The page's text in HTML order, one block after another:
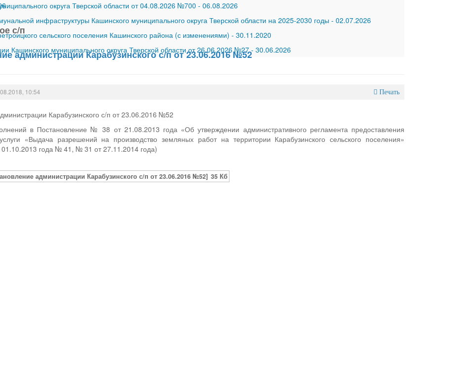
округа Тверской области от 04.08.2026 №700 - 06.08.2026
инфраструктуры Кашинского муниципального округа Тверской области на 2025-2030 годы - 02.07.2026
сельского поселения Кашинского района (с изменениями) - 30.11.2020
Кашинского муниципального округа Тверской области от 26.06.2026 №27- 30.06.2026
с/п
администрации Карабузинского с/п от 23.06.2016 №52
10:54 Печать
Карабузинского с/п от 23.06.2016 №52
в Постановление № 38 от 21.08.2013 года «Об утверждении административного регламента предоставления
«Выдача разрешений на производство земляных работ на территории Карабузинского сельского поселения»
года № 41, № 31 от 27.11.2014 года)
администрации Карабузинского с/п от 23.06.2016 №52] 35 Кб